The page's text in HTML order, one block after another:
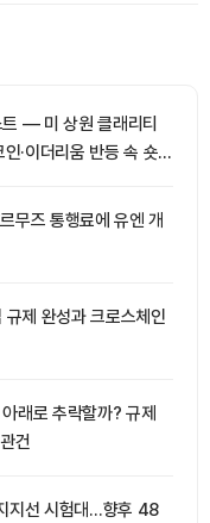
— 미 상원 클래리티
·이더리움 반등 속 숏
무즈 통행료에 유엔 개
제 완성과 크로스체인
래로 추락할까? 규제
건
지선 시험대…향후 48